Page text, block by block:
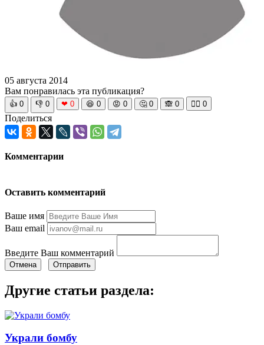
05 августа 2014
Вам понравилась эта публикация?
👍 0 👎 0 ❤ 0 😆 0 😡 0 🤔 0 🙈 0 🧘‍♀️ 0
Поделиться
Комментарии
Оставить комментарий
Ваше имя
Ваш email
Введите Ваш комментарий
Отмена Отправить
Другие статьи раздела:
Украли бомбу